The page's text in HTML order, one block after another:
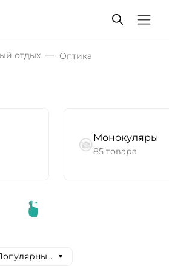
отдых Оптика
Монокуляры
85 товара
сначала